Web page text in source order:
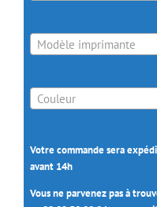
Modèle imprimante
Couleur
Votre commande sera
avant 14h
Vous ne parvenez pas à